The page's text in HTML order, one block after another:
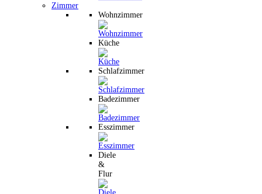
Zimmer
Wohnzimmer
Küche
Schlafzimmer
Badezimmer
Esszimmer
Diele
&
Flur